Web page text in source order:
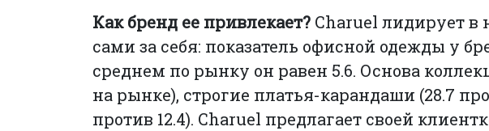
Как бренд ее привлекает? Charuel лидирует
сами за себя: показатель офисной одежды у
среднем по рынку он равен 5.6. Основа
на рынке), строгие платья-карандаши (28.7
против 12.4). Charuel предлагает своей